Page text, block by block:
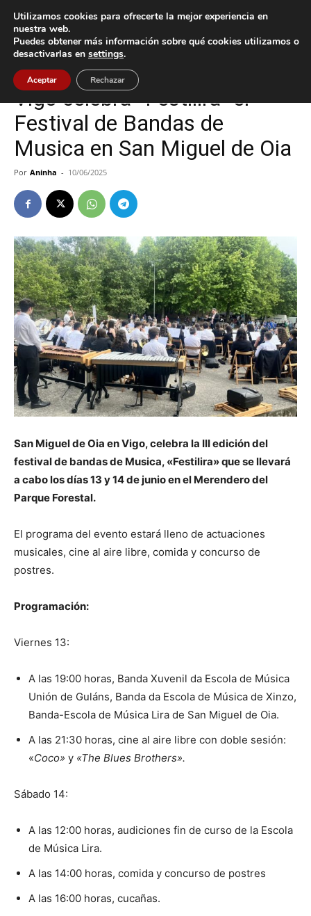
Inicio Cultura / Ocio
Cultura / Ocio Vigo
Vigo celebra “Festilira” el
Festival de Bandas de
Musica en San Miguel de Oia
Por Aninha - 10/06/2025
San Miguel de Oia en Vigo, celebra la III edición del
festival de bandas de Musica, «Festilira» que se llevará
a cabo los días 13 y 14 de junio en el Merendero del
Parque Forestal.
El programa del evento estará lleno de actuaciones
musicales, cine al aire libre, comida y concurso de
postres.
Programación:
Viernes 13:
A las 19:00 horas, Banda Xuvenil da Escola de Música
Unión de Guláns, Banda da Escola de Música de Xinzo,
Banda-Escola de Música Lira de San Miguel de Oia.
A las 21:30 horas, cine al aire libre con doble sesión:
«Coco» y «The Blues Brothers».
Sábado 14:
A las 12:00 horas, audiciones fin de curso de la Escola
de Música Lira.
A las 14:00 horas, comida y concurso de postres
A las 16:00 horas, cucañas.
Utilizamos cookies para ofrecerte la mejor experiencia en
nuestra web.
Puedes obtener más información sobre qué cookies utilizamos o
desactivarlas en settings.
Aceptar Rechazar